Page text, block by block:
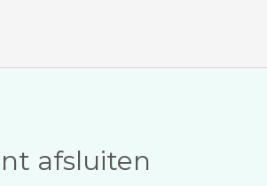
afsluiten